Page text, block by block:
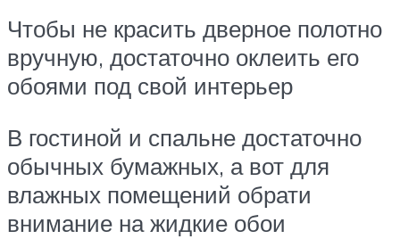
Чтобы не красить дверное полотно
вручную, достаточно оклеить его
обоями под свой интерьер
В гостиной и спальне достаточно
обычных бумажных, а вот для
влажных помещений обрати
внимание на жидкие обои